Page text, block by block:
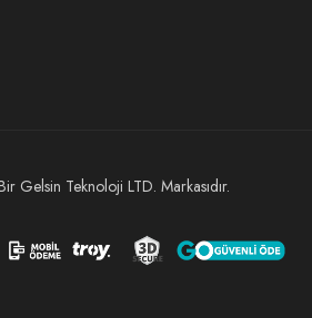
Gelsin Teknoloji LTD. Markasıdır.